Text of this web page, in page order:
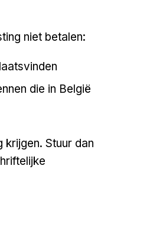
niet betalen:
die in België
Stuur dan